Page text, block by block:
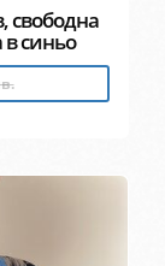
свободна
синьо